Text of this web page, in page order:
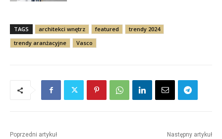
TAGS architekci wnętrz featured
trendy 2024
trendy aranżacyjne
Vasco
Poprzedni artykuł Następny artykuł